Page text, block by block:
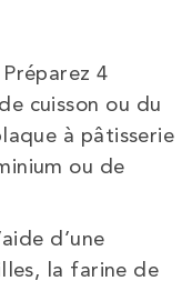
4
cuisson ou du
à pâtisserie
ou de
d’une
la farine de